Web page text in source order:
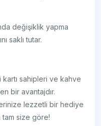
değişiklik yapma
saklı tutar.
kartı sahipleri ve kahve
bir avantajdır.
lezzetli bir hediye
tam size göre!